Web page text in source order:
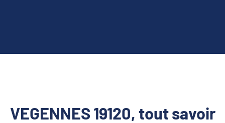
VEGENNES 19120, tout savoir